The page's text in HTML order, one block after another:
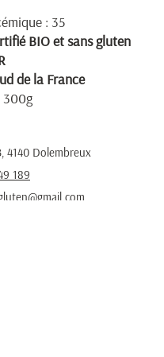
: 35
BIO et sans gluten
de la France
300g
4140 Dolembreux
189